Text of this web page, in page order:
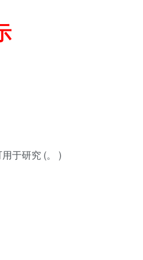
于研究 (。 )